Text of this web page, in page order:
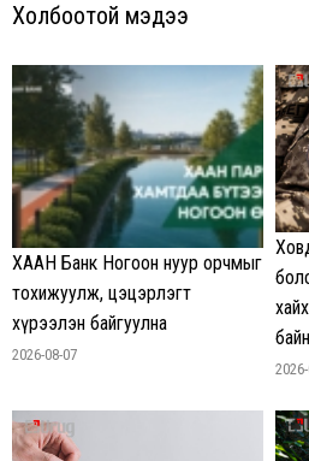
Холбоотой мэдээ
ХААН Банк Ногоон нуур орчмыг
тохижуулж, цэцэрлэгт
хүрээлэн байгуулна
2026-08-07